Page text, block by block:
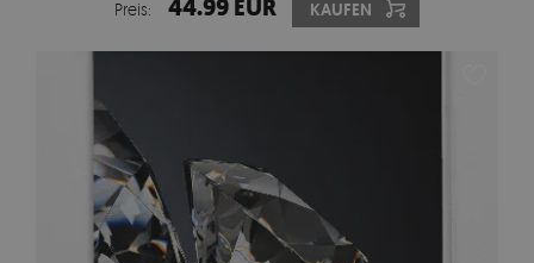
Preis: 44.99 EUR KAUFEN